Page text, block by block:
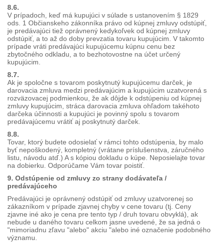
8.6.
V prípadoch, keď má kupujúci v súlade s ustanovením § 1829
ods. 1 Občianskeho zákonníka právo od kúpnej zmluvy odstúpiť,
je predávajúci tiež oprávnený kedykoľvek od kúpnej zmluvy
odstúpiť, a to až do doby prevzatia tovaru kupujúcim. V takomto
prípade vráti predávajúci kupujúcemu kúpnu cenu bez
zbytočného odkladu, a to bezhotovostne na účet určený
kupujúcim.
8.7.
Ak je spoločne s tovarom poskytnutý kupujúcemu darček, je
darovacia zmluva medzi predávajúcim a kupujúcim uzatvorená s
rozväzovacej podmienkou, že ak dôjde k odstúpeniu od kúpnej
zmluvy kupujúcim, stráca darovacia zmluva ohľadom takéhoto
darčeka účinnosti a kupujúci je povinný spolu s tovarom
predávajúcemu vrátiť aj poskytnutý darček.
8.8.
Tovar, ktorý budete odosielať v rámci tohto odstúpenia, by malo
byť nepoškodený, kompletný (vrátane príslušenstva, záručného
listu, návodu atď.) A s kópiou dokladu o kúpe. Neposielajte tovar
na dobierku. Odporúčame Vám tovar poistiť.
9. Odstúpenie od zmluvy zo strany dodávateľa /
predávajúceho
Predávajúci je oprávnený odstúpiť od zmluvy uzatvorenej so
zákazníkom v prípade zjavnej chyby v cene tovaru (tj. Ceny
zjavne iné ako je cena pre tento typ / druh tovaru obvyklá), ak
nebude u daného tovaru celkom jasne uvedené, že sa jedná o
"mimoriadnu zľavu "alebo" akciu "alebo iné označenie podobného
významu.